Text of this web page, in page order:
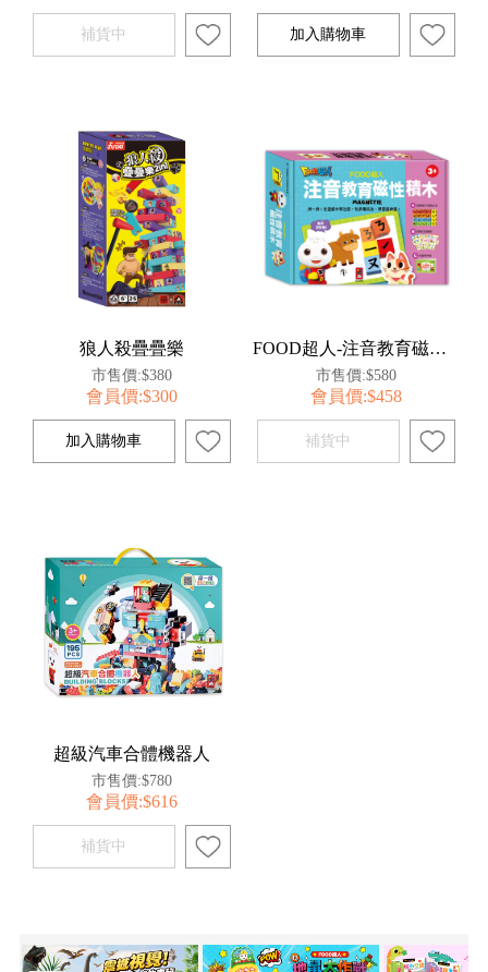
狼人殺疊疊樂
市售價:$380
會員價:$300
FOOD超人-注音教育磁性積木
市售價:$580
會員價:$458
超級汽車合體機器人
市售價:$780
會員價:$616